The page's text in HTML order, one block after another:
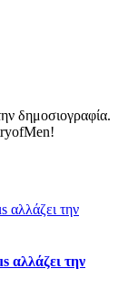
δημοσιογραφία.
αλλάζει την